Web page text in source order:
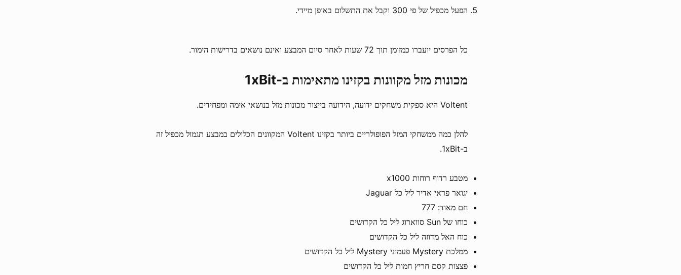
הפעל מכפיל של פי 300 וקבל את התשלום באופן מיידי.
כל הפרסים יועברו כמזומן תוך 72 שעות לאחר סיום המבצע ואינם נושאים בדרישות הימור.
מכונות מזל מקוונות בקזינו מתאימות ב-1xBit
Voltent היא ספקית משחקים ידועה, הידועה בייצור מכונות מזל בנושאי אימה ומפחידים.
להלן כמה ממשחקי המזל הפופולריים ביותר בקזינו Voltent המקוונים הכלולים במבצע תגמול מכפיל זה
ב-1xBit.
מטבע רדוף רוחות x1000
יגואר פראי אדיר ליל כל Jaguar
חם מאוד: 777
כוחו של Sun סווארוג ליל כל הקדושים
כוח האל מדוזה ליל כל הקדושים
ממלכת Mystery פעמוני Mystery ליל כל הקדושים
פצצות קסם חריץ חמות ליל כל הקדושים